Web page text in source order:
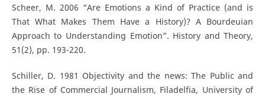
Scheer, M. 2006 “Are Emotions a Kind of Practice (and is
That What Makes Them Have a History)? A Bourdeuian
Approach to Understanding Emotion”. History and Theory,
51(2), pp. 193-220.
Schiller, D. 1981 Objectivity and the news: The Public and
the Rise of Commercial Journalism, Filadelfia, University of